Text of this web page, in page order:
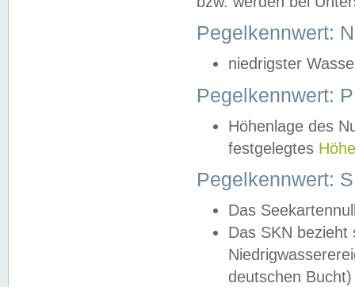
Pegelkennwert:
niedrigster
Pegelkennwert:
Höhenlage des
festgelegtes
Pegelkennwert:
Das
Das SKN
deutschen